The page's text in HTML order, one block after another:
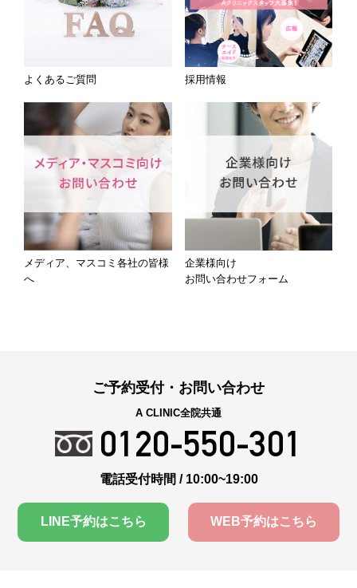
よくあるご質問 採用情報
メディア、マスコミ各社の皆様
へ
企業様向け
お問い合わせフォーム
ご予約受付・お問い合わせ
A CLINIC全院共通
0120-550-301
電話受付時間 / 10:00~19:00
LINE予約はこちら WEB予約はこちら